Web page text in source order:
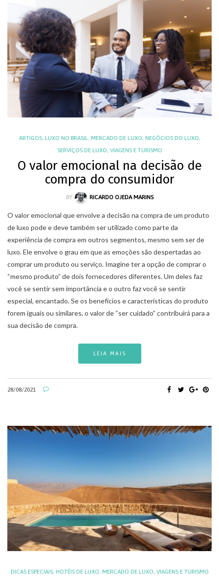
ARTIGOS, LUXO NO BRASIL, MERCADO DE LUXO, NEGÓCIOS DO LUXO,
SERVIÇOS DE LUXO, VIAGENS E TURISMO
O valor emocional na decisão de
compra do consumidor
BY RICARDO OJEDA MARINS
O valor emocional que envolve a decisão na compra de um produto
de luxo pode e deve também ser utilizado como parte da
experiência de compra em outros segmentos, mesmo sem ser de
luxo. Ele envolve o grau em que as emoções são despertadas ao
comprar um produto ou serviço. Imagine ter a opção de comprar o
“mesmo produto” de dois fornecedores diferentes. Um deles faz
você se sentir sem importância e o outro faz você se sentir
especial, encantado. Se os benefícios e características do produto
forem iguais ou similares, o valor de “ser cuidado” contribuirá para a
sua decisão de compra.
LEIA MAIS
28/08/2021
DICAS ESPECIAIS, HOTÉIS DE LUXO, MERCADO DE LUXO, VIAGENS E TURISMO